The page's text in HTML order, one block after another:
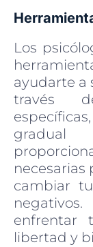
Los
ayudarte a
través
necesarias
cambiar
enfrentar
libertad y